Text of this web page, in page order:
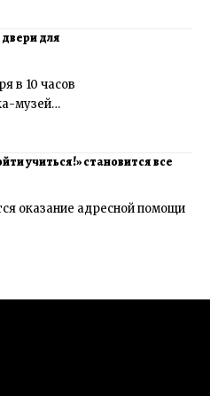
для
в 10 часов
музей…
учиться!» становится все
оказание адресной помощи